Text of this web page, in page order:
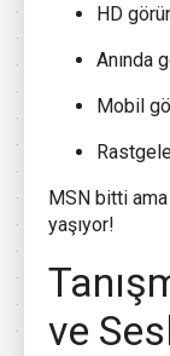
HD
Anında
Mobil
MSN bitti
yaşıyor!
ve